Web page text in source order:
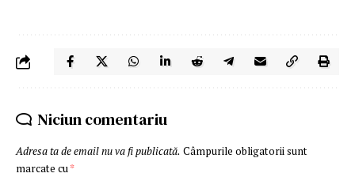
Niciun comentariu
Adresa ta de email nu va fi publicată. Câmpurile obligatorii sunt
marcate cu*